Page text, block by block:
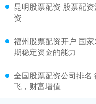
昆明股票配资 股票配
资
福州股票配资开户 国
期稳定资金的能力
全国股票配资公司排名
飞，财富增值